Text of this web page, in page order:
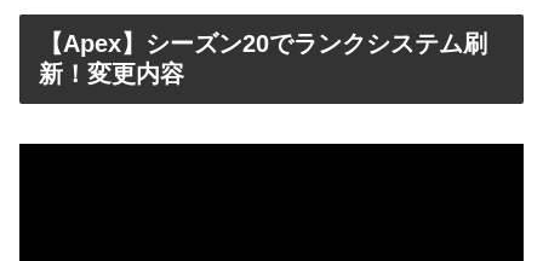
【Apex】シーズン20でランクシステム刷
新！変更内容